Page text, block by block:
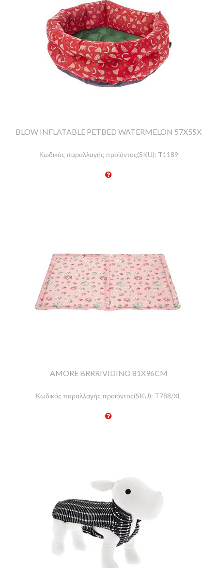
BLOW INFLATABLE PETBED WATERMELON 57X55X
Κωδικός παραλλαγής προϊόντος(SKU): T1189
AMORE BRRRIVIDINO 81X96CM
Κωδικός παραλλαγής προϊόντος(SKU): T788/XL